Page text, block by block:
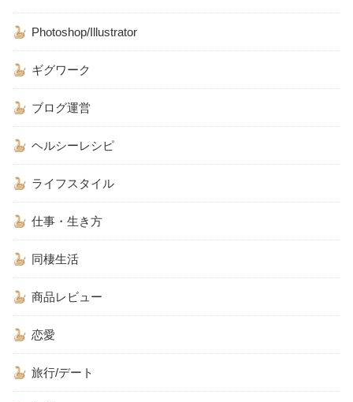
Photoshop/Illustrator
ギグワーク
ブログ運営
ヘルシーレシピ
ライフスタイル
仕事・生き方
同棲生活
商品レビュー
恋愛
旅行/デート